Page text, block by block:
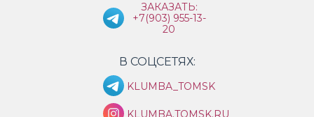
ЗАКАЗАТЬ:
+7(903) 955-13-
20
В СОЦСЕТЯХ:
KLUMBA_TOMSK